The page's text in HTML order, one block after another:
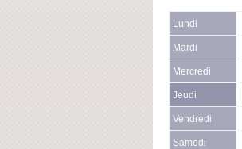
Lundi
Mardi
Mercredi
Jeudi
Vendredi
Samedi